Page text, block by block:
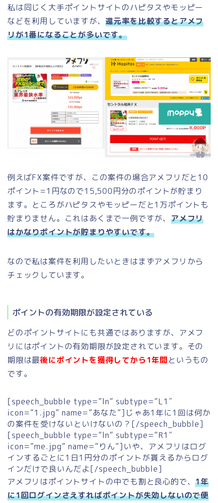
私は同じく大手ポイントサイトのハピタスやモッピー
などを利用していますが、 還元率を比較するとアメフ
リが1番になることが多いです。
例えばFX案件ですが、この案件の場合アメフリだと10
ポイント=1円なので15,500円分のポイントが貯まり
ます。ところがハピタスやモッピーだと1万ポイントも
貯まりません。これはあくまで一例ですが、 アメフリ
はかなりポイントが貯まりやすいです。
なので私は案件を利用したいときはまずアメフリから
チェックしています。
ポイントの有効期限が設定されている
どのポイントサイトにも共通ではありますが、アメフ
リにはポイントの有効期限が設定されています。その
期限は最後にポイントを獲得してから1年間というもの
です。
[speech_bubble type=”ln” subtype=”L1″
icon=”1.jpg” name=”あなた”]じゃあ1年に1回は何か
の案件を受けないといけないの？[/speech_bubble]
[speech_bubble type=”ln” subtype=”R1″
icon=”me.jpg” name=”りん”]いや、アメフリはログ
インするごとに1日1円分のポイントが貰えるからログ
インだけで良いんだよ[/speech_bubble]
アメフリはポイントサイトの中でも割と良心的で、1年
に1回ログインさえすればポイントが失効しないので便